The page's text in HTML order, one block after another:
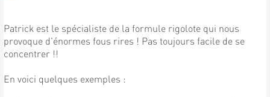
Patrick est le spécialiste de la formule rigolote qui nous
provoque d'énormes fous rires ! Pas toujours facile de se
concentrer !!
En voici quelques exemples :